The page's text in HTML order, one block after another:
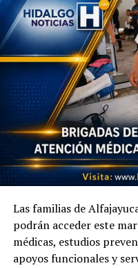
Las familias de
podrán acceder este
médicas, estudios
apoyos funcionales y